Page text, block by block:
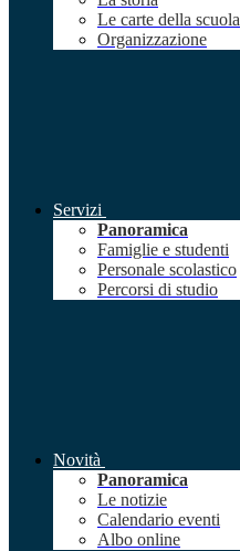
Le carte della scuola
Organizzazione
Servizi
Panoramica
Famiglie e studenti
Personale scolastico
Percorsi di studio
Novità
Panoramica
Le notizie
Calendario eventi
Albo online